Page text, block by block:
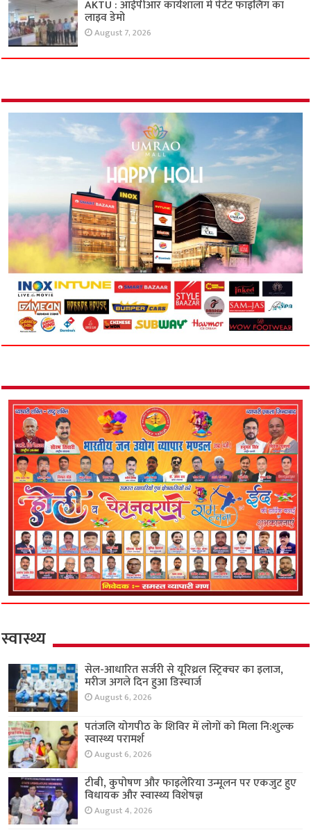
AKTU : आईपीआर कार्यशाला में पेटेंट फाइलिंग का
लाइव डेमो
August 7, 2026
स्वास्थ्य
सेल-आधारित सर्जरी से यूरिथ्रल स्ट्रिक्चर का इलाज,
मरीज अगले दिन हुआ डिस्चार्ज
August 6, 2026
पतंजलि योगपीठ के शिविर में लोगों को मिला नि:शुल्क
स्वास्थ्य परामर्श
August 6, 2026
टीबी, कुपोषण और फाइलेरिया उन्मूलन पर एकजुट हुए
विधायक और स्वास्थ्य विशेषज्ञ
August 4, 2026